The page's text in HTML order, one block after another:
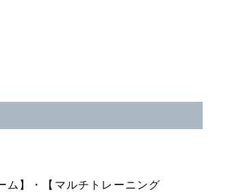
ム】・【マルチトレーニング